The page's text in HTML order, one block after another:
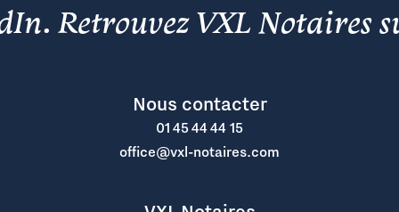
.Retrouvez VXL Notaires
Nous contacter
01 45 44 44 15
office@vxl-notaires.com